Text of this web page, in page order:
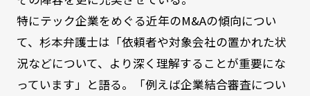
特にテック企業をめぐる近年のM&Aの傾向につい
て、杉本弁護士は「依頼者や対象会社の置かれた状
況などについて、より深く理解することが重要にな
っています」と語る。「例えば企業結合審査につい